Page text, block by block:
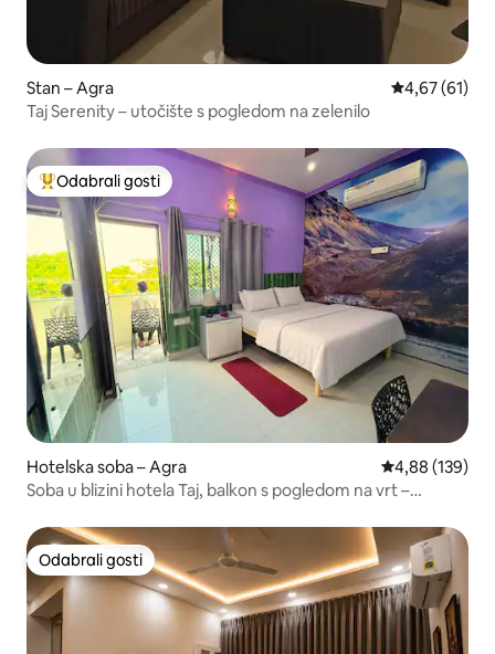
Stan – Agra Prosječna
4,67 (61)
Taj Serenity – utočište s pogledom na zelenilo
Među najviše rangiranima s oznakom „Odabrali gosti”
Odabrali gosti
Hotelska soba – Agra Prosječna
4,88 (139)
Soba u blizini hotela Taj, balkon s pogledom na vrt –
Odabrali gosti
Odabrali gosti